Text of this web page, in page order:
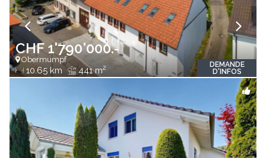
CHF 1'790'000.-
Obermumpf
10.65 km 441 m2
DEMANDE
D'INFOS